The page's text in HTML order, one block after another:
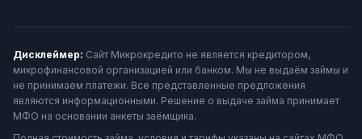
Дисклеймер: Сайт Микрокредито не является кредитором,
микрофинансовой организацией или банком. Мы не выдаём займы и
не принимаем платежи. Все представленные предложения
являются информационными. Решение о выдаче займа принимает
МФО на основании анкеты заёмщика.